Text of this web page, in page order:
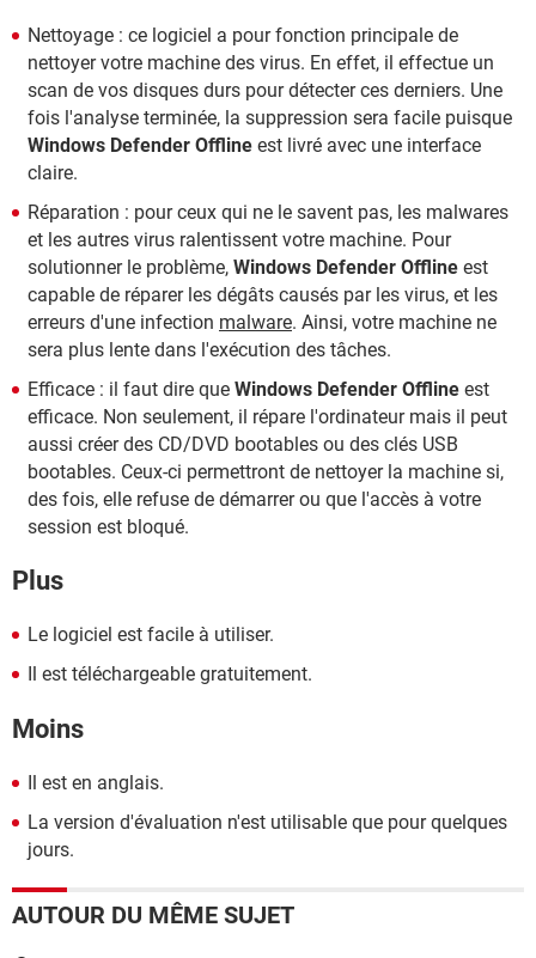
Nettoyage : ce logiciel a pour fonction principale de
nettoyer votre machine des virus. En effet, il effectue un
scan de vos disques durs pour détecter ces derniers. Une
fois l'analyse terminée, la suppression sera facile puisque
Windows Defender Offline est livré avec une interface
claire.
Réparation : pour ceux qui ne le savent pas, les malwares
et les autres virus ralentissent votre machine. Pour
solutionner le problème, Windows Defender Offline est
capable de réparer les dégâts causés par les virus, et les
erreurs d'une infection malware. Ainsi, votre machine ne
sera plus lente dans l'exécution des tâches.
Efficace : il faut dire que Windows Defender Offline est
efficace. Non seulement, il répare l'ordinateur mais il peut
aussi créer des CD/DVD bootables ou des clés USB
bootables. Ceux-ci permettront de nettoyer la machine si,
des fois, elle refuse de démarrer ou que l'accès à votre
session est bloqué.
Plus
Le logiciel est facile à utiliser.
Il est téléchargeable gratuitement.
Moins
Il est en anglais.
La version d'évaluation n'est utilisable que pour quelques
jours.
AUTOUR DU MÊME SUJET